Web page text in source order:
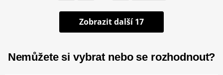
Zobrazit další 17
Nemůžete si vybrat nebo se rozhodnout?